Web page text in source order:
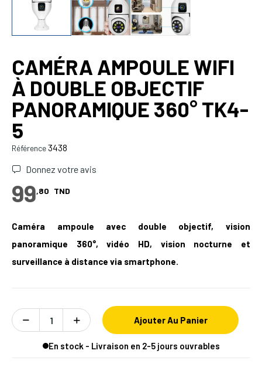
CAMÉRA AMPOULE WIFI
À DOUBLE OBJECTIF
PANORAMIQUE 360° TK4-
5
Référence3438
Donnez votre avis
99,80 TND
Caméra ampoule avec double objectif, vision
panoramique 360°, vidéo HD, vision nocturne et
surveillance à distance via smartphone.
Ajouter Au Panier
En stock - Livraison en 2-5 jours ouvrables